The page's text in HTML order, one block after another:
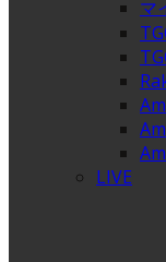
マ
LIVE